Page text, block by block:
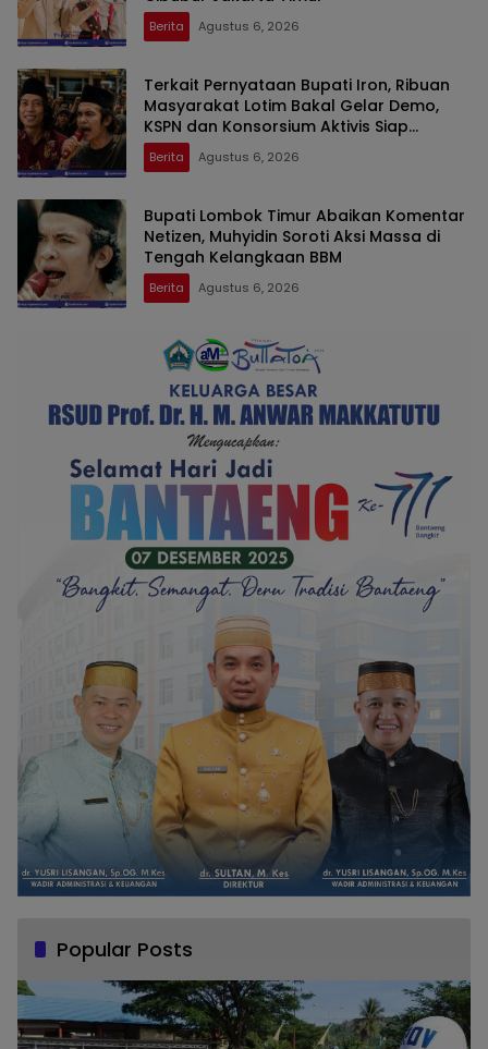
Berita Agustus 6, 2026
Terkait Pernyataan Bupati Iron, Ribuan
Masyarakat Lotim Bakal Gelar Demo,
KSPN dan Konsorsium Aktivis Siap
Konsolidasi dan Kepung Kantor Bupati
Berita Agustus 6, 2026
Bupati Lombok Timur Abaikan Komentar
Netizen, Muhyidin Soroti Aksi Massa di
Tengah Kelangkaan BBM
Berita Agustus 6, 2026
Popular Posts